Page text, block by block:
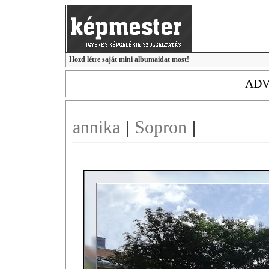
Hozd létre saját mini albumaidat most!
annika | Sopron |